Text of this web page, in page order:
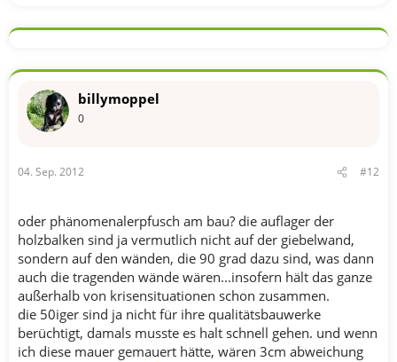
billymoppel
0
04. Sep. 2012 #12
oder phänomenalerpfusch am bau? die auflager der
holzbalken sind ja vermutlich nicht auf der giebelwand,
sondern auf den wänden, die 90 grad dazu sind, was dann
auch die tragenden wände wären...insofern hält das ganze
außerhalb von krisensituationen schon zusammen.
die 50iger sind ja nicht für ihre qualitätsbauwerke
berüchtigt, damals musste es halt schnell gehen. und wenn
ich diese mauer gemauert hätte, wären 3cm abweichung